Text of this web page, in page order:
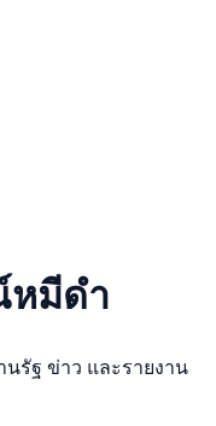
หมีดำ
รัฐ ข่าว และรายงาน